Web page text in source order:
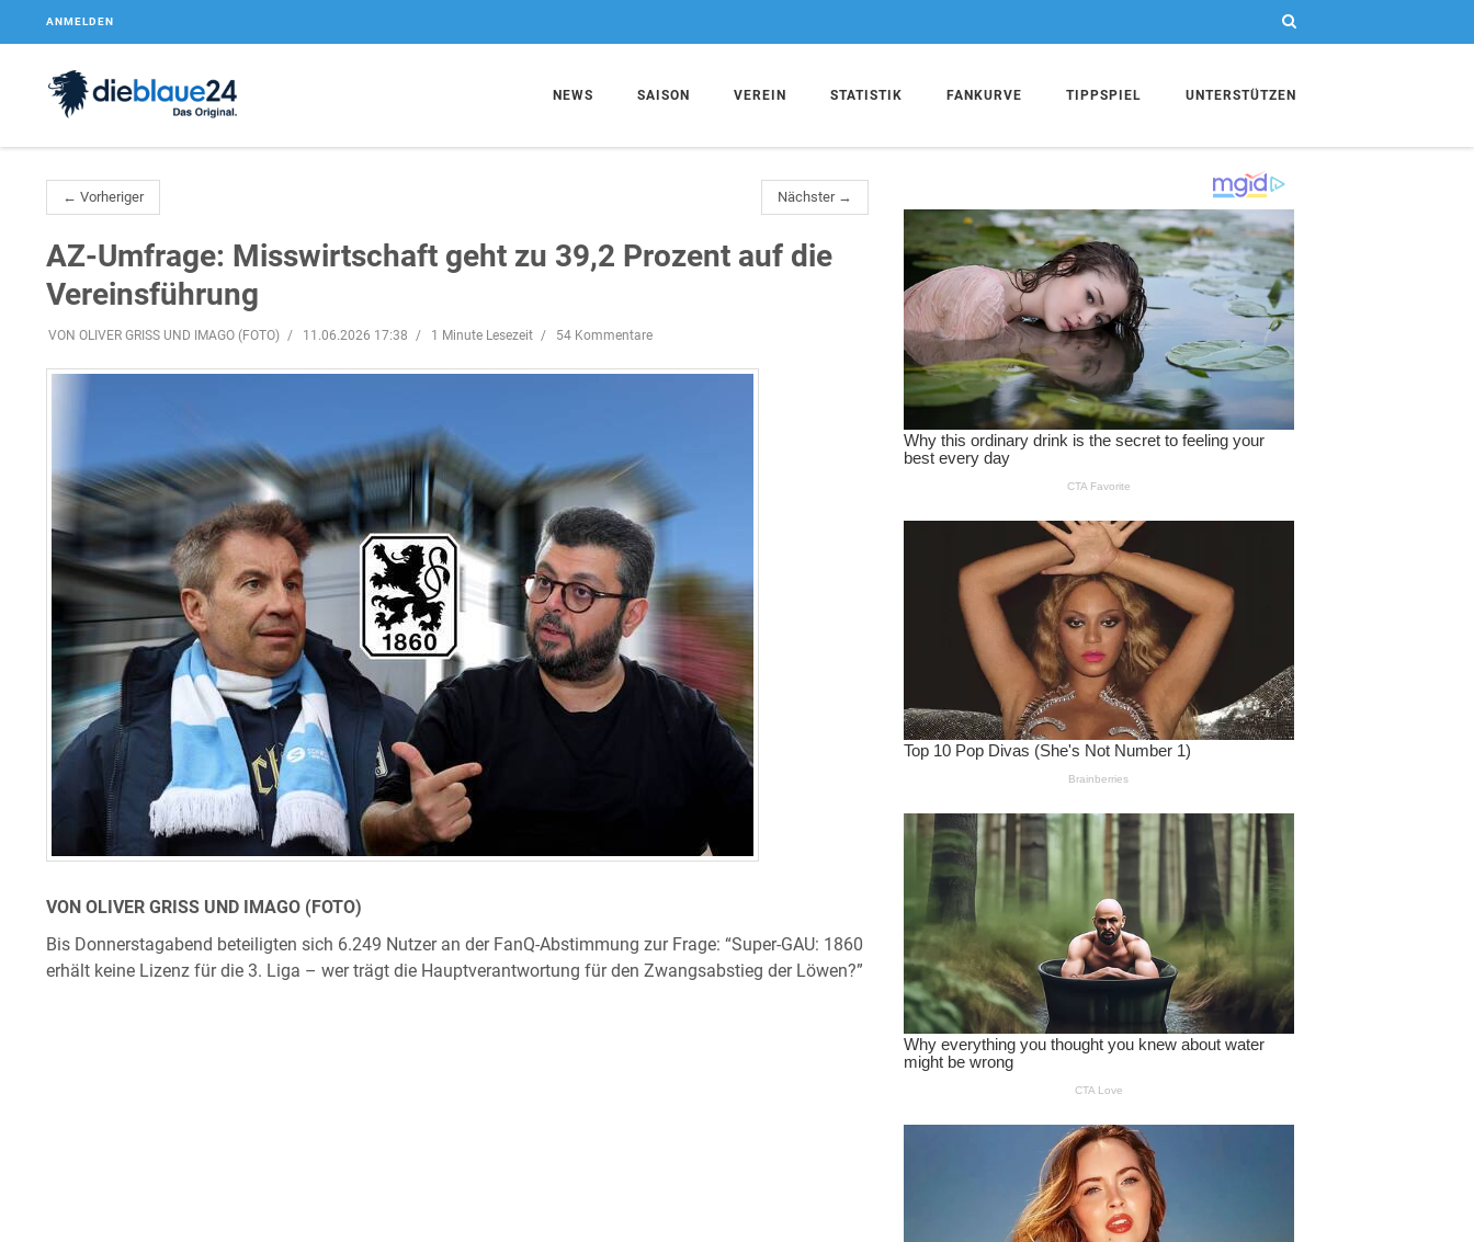
ANMELDEN
NEWS SAISON VEREIN STATISTIK FANKURVE TIPPSPIEL UNTERSTÜTZEN
← Vorheriger Nächster →
AZ-Umfrage: Misswirtschaft geht zu 39,2 Prozent auf die
Vereinsführung
VON OLIVER GRISS UND IMAGO (FOTO) 11.06.2026 17:38 1 Minute Lesezeit 54 Kommentare
VON OLIVER GRISS UND IMAGO (FOTO)
Bis Donnerstagabend beteiligten sich 6.249 Nutzer an der FanQ-Abstimmung zur Frage: “Super-GAU: 1860
erhält keine Lizenz für die 3. Liga – wer trägt die Hauptverantwortung für den Zwangsabstieg der Löwen?”